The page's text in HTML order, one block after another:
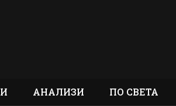
АНАЛИЗИ ПО СВЕТА